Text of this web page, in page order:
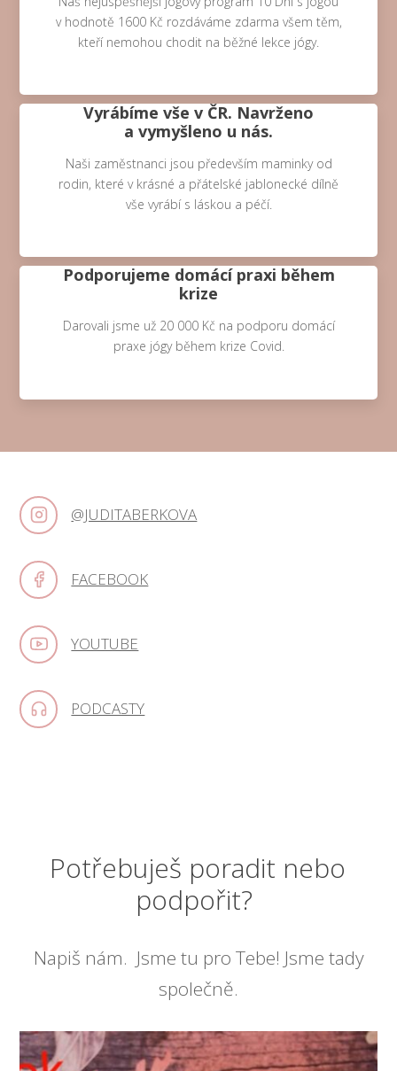
v hodnotě 1600 Kč rozdáváme zdarma všem těm,
kteří nemohou chodit na běžné lekce jógy.
Vyrábíme vše v ČR. Navrženo
a vymyšleno u nás.
Naši zaměstnanci jsou především maminky od
rodin, které v krásné a přátelské jablonecké dílně
vše vyrábí s láskou a péčí.
Podporujeme domácí praxi během
krize
Darovali jsme už 20 000 Kč na podporu domácí
praxe jógy během krize Covid.
@JUDITABERKOVA
FACEBOOK
YOUTUBE
PODCASTY
Potřebuješ poradit nebo
podpořit?
Napiš nám. Jsme tu pro Tebe! Jsme tady
společně.